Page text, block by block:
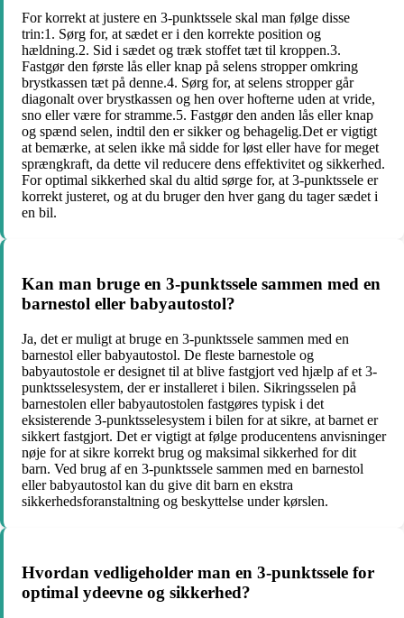
For korrekt at justere en 3-punktssele skal man følge disse
trin:1. Sørg for, at sædet er i den korrekte position og
hældning.2. Sid i sædet og træk stoffet tæt til kroppen.3.
Fastgør den første lås eller knap på selens stropper omkring
brystkassen tæt på denne.4. Sørg for, at selens stropper går
diagonalt over brystkassen og hen over hofterne uden at vride,
sno eller være for stramme.5. Fastgør den anden lås eller knap
og spænd selen, indtil den er sikker og behagelig.Det er vigtigt
at bemærke, at selen ikke må sidde for løst eller have for meget
sprængkraft, da dette vil reducere dens effektivitet og sikkerhed.
For optimal sikkerhed skal du altid sørge for, at 3-punktssele er
korrekt justeret, og at du bruger den hver gang du tager sædet i
en bil.
Kan man bruge en 3-punktssele sammen med en
barnestol eller babyautostol?
Ja, det er muligt at bruge en 3-punktssele sammen med en
barnestol eller babyautostol. De fleste barnestole og
babyautostole er designet til at blive fastgjort ved hjælp af et 3-
punktsselesystem, der er installeret i bilen. Sikringsselen på
barnestolen eller babyautostolen fastgøres typisk i det
eksisterende 3-punktsselesystem i bilen for at sikre, at barnet er
sikkert fastgjort. Det er vigtigt at følge producentens anvisninger
nøje for at sikre korrekt brug og maksimal sikkerhed for dit
barn. Ved brug af en 3-punktssele sammen med en barnestol
eller babyautostol kan du give dit barn en ekstra
sikkerhedsforanstaltning og beskyttelse under kørslen.
Hvordan vedligeholder man en 3-punktssele for
optimal ydeevne og sikkerhed?